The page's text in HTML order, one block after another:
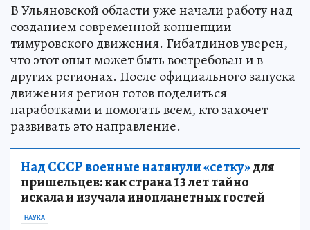
В Ульяновской области уже начали работу над
созданием современной концепции
тимуровского движения. Гибатдинов уверен,
что этот опыт может быть востребован и в
других регионах. После официального запуска
движения регион готов поделиться
наработками и помогать всем, кто захочет
развивать это направление.
Над СССР военные натянули «сетку»для
пришельцев: как страна 13 лет тайно
искала и изучала инопланетных гостей
НАУКА